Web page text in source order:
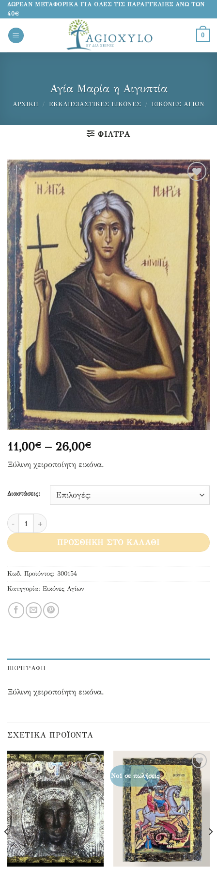
Μετάβαση
στο
περιεχόμενο
ΔΩΡΕΑΝ ΜΕΤΑΦΟΡΙΚΑ ΓΙΑ ΟΛΕΣ ΤΙΣ ΠΑΡΑΓΓΕΛΙΕΣ ΑΝΩ ΤΩΝ
40€
0
Αγία Μαρία η Αιγυπτία
ΑΡΧΙΚΉ / ΕΚΚΛΗΣΙΑΣΤΙΚΈΣ ΕΙΚΌΝΕΣ / ΕΙΚΌΝΕΣ ΑΓΊΩΝ
ΦΊΛΤΡΑ
Προσθήκη
στα
αγαπημένα
11,00€ – 26,00€Price
range:
11,00€
Ξύλινη χειροποίητη εικόνα.
Διαστάσεις:
Αγία Μαρία η Αιγυπτία ποσότητα
ΠΡΟΣΘΉΚΗ ΣΤΟ ΚΑΛΆΘΙ
Κωδ. Προϊόντος: 300154
Κατηγορία: Εικόνες Αγίων
ΠΕΡΙΓΡΑΦΉ
Ξύλινη χειροποίητη εικόνα.
ΣΧΕΤΙΚΆ ΠΡΟΪΌΝΤΑ
Προσθήκη
στα
αγαπημένα
Νο1 σε πωλήσεις
Προσθήκη
στα
αγαπημένα